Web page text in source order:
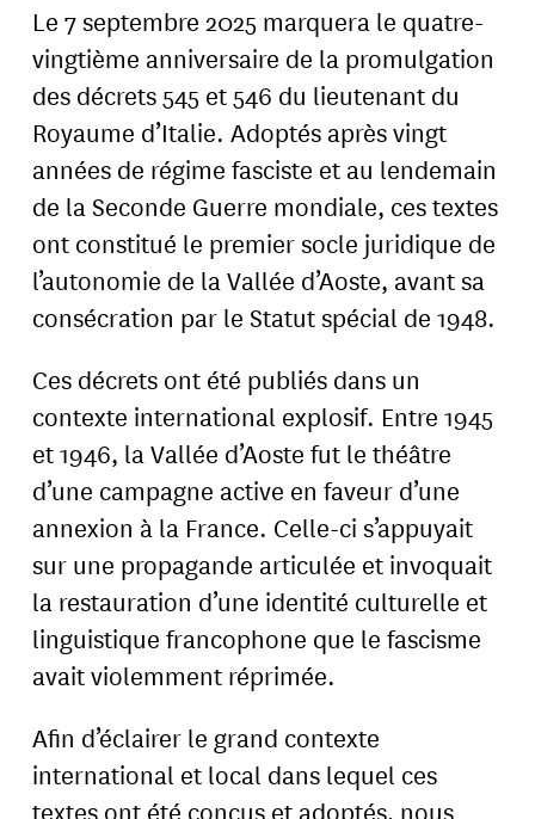
Le 7 septembre 2025 marquera le quatre-
vingtième anniversaire de la promulgation
des décrets 545 et 546 du lieutenant du
Royaume d’Italie. Adoptés après vingt
années de régime fasciste et au lendemain
de la Seconde Guerre mondiale, ces textes
ont constitué le premier socle juridique de
l’autonomie de la Vallée d’Aoste, avant sa
consécration par le Statut spécial de 1948.
Ces décrets ont été publiés dans un
contexte international explosif. Entre 1945
et 1946, la Vallée d’Aoste fut le théâtre
d’une campagne active en faveur d’une
annexion à la France. Celle-ci s’appuyait
sur une propagande articulée et invoquait
la restauration d’une identité culturelle et
linguistique francophone que le fascisme
avait violemment réprimée.
Afin d’éclairer le grand contexte
international et local dans lequel ces
textes ont été conçus et adoptés, nous